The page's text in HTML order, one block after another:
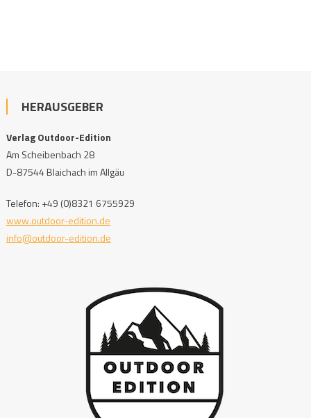
HERAUSGEBER
Verlag Outdoor-Edition
Am Scheibenbach 28
D-87544 Blaichach im Allgäu
Telefon: +49 (0)8321 6755929
www.outdoor-edition.de
info@outdoor-edition.de